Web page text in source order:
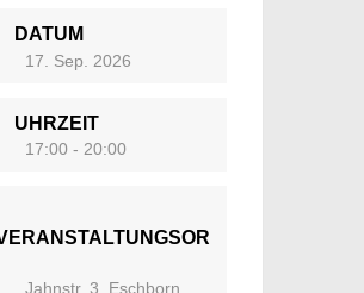
DATUM
17. Sep. 2026
UHRZEIT
17:00 - 20:00
Jahnstr. 3, Eschborn